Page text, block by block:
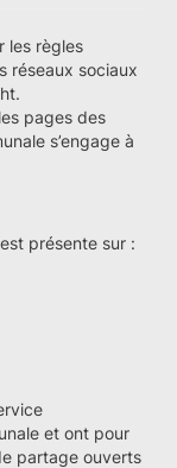
les règles
réseaux sociaux
pages des
s’engage à
présente sur :
et ont pour
partage ouverts